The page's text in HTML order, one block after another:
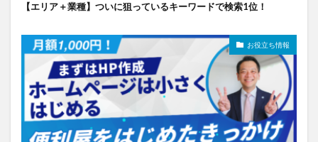
【エリア＋業種】ついに狙っているキーワードで検索1位！
お役立ち情報